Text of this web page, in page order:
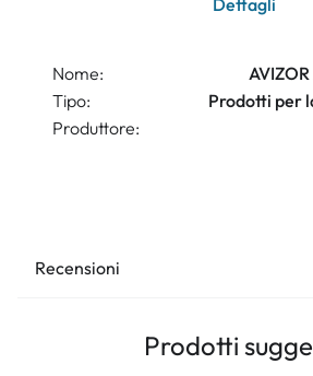
Dettagli
Nome:
Tipo:
Prodotti per
Produttore:
Recensioni
Prodotti